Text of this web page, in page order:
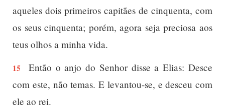
aqueles dois primeiros capitães de cinquenta, com
os seus cinquenta; porém, agora seja preciosa aos
teus olhos a minha vida.
15
Então o anjo do Senhor disse a Elias: Desce
com este, não temas. E levantou-se, e desceu com
ele ao rei.